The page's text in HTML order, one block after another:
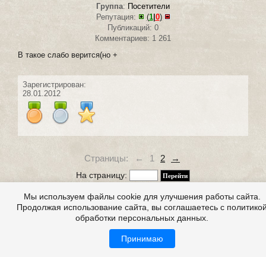
Группа: Посетители
Репутация:
(1| 0)
Публикаций: 0
Комментариев: 1 261
В такое слабо верится(но +
Зарегистрирован:
28.01.2012
Страницы: ← 1 2 →
На страницу:
Посетители, находящиеся в группе Гости, не могут
оставлять комментарии к данной публикации.
Мы используем файлы cookie для улучшения работы сайта.
Продолжая использование сайта, вы соглашаетесь с
обработки персональных данных.
Принимаю